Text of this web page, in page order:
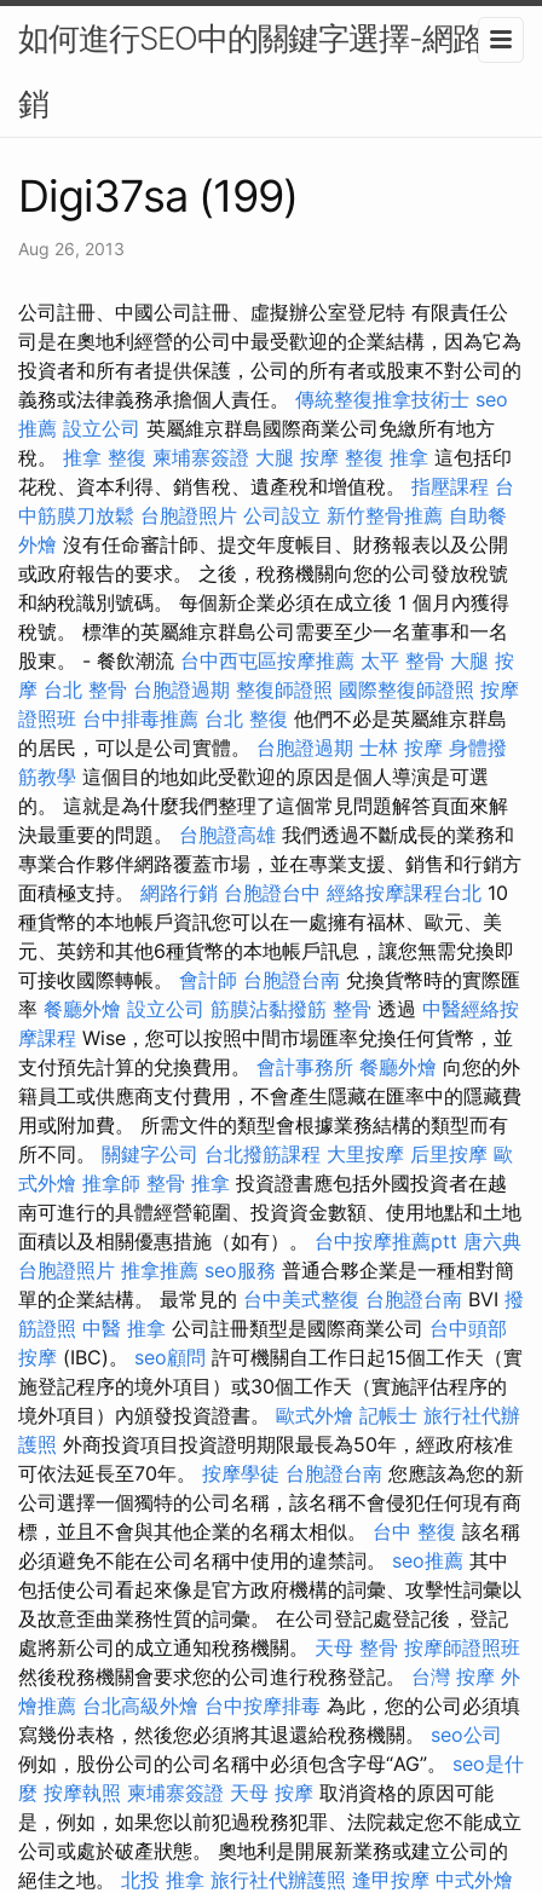
如何進行SEO中的關鍵字選擇-網路行
銷
Digi37sa (199)
Aug 26, 2013
公司註冊、中國公司註冊、虛擬辦公室登尼特 有限責任公
司是在奧地利經營的公司中最受歡迎的企業結構，因為它為
投資者和所有者提供保護，公司的所有者或股東不對公司的
義務或法律義務承擔個人責任。 傳統整復推拿技術士 seo
推薦 設立公司 英屬維京群島國際商業公司免繳所有地方
稅。 推拿 整復 柬埔寨簽證 大腿 按摩 整復 推拿 這包括印
花稅、資本利得、銷售稅、遺產稅和增值稅。 指壓課程 台
中筋膜刀放鬆 台胞證照片 公司設立 新竹整骨推薦 自助餐
外燴 沒有任命審計師、提交年度帳目、財務報表以及公開
或政府報告的要求。 之後，稅務機關向您的公司發放稅號
和納稅識別號碼。 每個新企業必須在成立後 1 個月內獲得
稅號。 標準的英屬維京群島公司需要至少一名董事和一名
股東。 - 餐飲潮流 台中西屯區按摩推薦 太平 整骨 大腿 按
摩 台北 整骨 台胞證過期 整復師證照 國際整復師證照 按摩
證照班 台中排毒推薦 台北 整復 他們不必是英屬維京群島
的居民，可以是公司實體。 台胞證過期 士林 按摩 身體撥
筋教學 這個目的地如此受歡迎的原因是個人導演是可選
的。 這就是為什麼我們整理了這個常見問題解答頁面來解
決最重要的問題。 台胞證高雄 我們透過不斷成長的業務和
專業合作夥伴網路覆蓋市場，並在專業支援、銷售和行銷方
面積極支持。 網路行銷 台胞證台中 經絡按摩課程台北 10
種貨幣的本地帳戶資訊您可以在一處擁有福林、歐元、美
元、英鎊和其他6種貨幣的本地帳戶訊息，讓您無需兌換即
可接收國際轉帳。 會計師 台胞證台南 兌換貨幣時的實際匯
率 餐廳外燴 設立公司 筋膜沾黏撥筋 整骨 透過 中醫經絡按
摩課程 Wise，您可以按照中間市場匯率兌換任何貨幣，並
支付預先計算的兌換費用。 會計事務所 餐廳外燴 向您的外
籍員工或供應商支付費用，不會產生隱藏在匯率中的隱藏費
用或附加費。 所需文件的類型會根據業務結構的類型而有
所不同。 關鍵字公司 台北撥筋課程 大里按摩 后里按摩 歐
式外燴 推拿師 整骨 推拿 投資證書應包括外國投資者在越
南可進行的具體經營範圍、投資資金數額、使用地點和土地
面積以及相關優惠措施（如有）。 台中按摩推薦ptt 唐六典
台胞證照片 推拿推薦 seo服務 普通合夥企業是一種相對簡
單的企業結構。 最常見的 台中美式整復 台胞證台南 BVI 撥
筋證照 中醫 推拿 公司註冊類型是國際商業公司 台中頭部
按摩 (IBC)。 seo顧問 許可機關自工作日起15個工作天（實
施登記程序的境外項目）或30個工作天（實施評估程序的
境外項目）內頒發投資證書。 歐式外燴 記帳士 旅行社代辦
護照 外商投資項目投資證明期限最長為50年，經政府核准
可依法延長至70年。 按摩學徒 台胞證台南 您應該為您的新
公司選擇一個獨特的公司名稱，該名稱不會侵犯任何現有商
標，並且不會與其他企業的名稱太相似。 台中 整復 該名稱
必須避免不能在公司名稱中使用的違禁詞。 seo推薦 其中
包括使公司看起來像是官方政府機構的詞彙、攻擊性詞彙以
及故意歪曲業務性質的詞彙。 在公司登記處登記後，登記
處將新公司的成立通知稅務機關。 天母 整骨 按摩師證照班
然後稅務機關會要求您的公司進行稅務登記。 台灣 按摩 外
燴推薦 台北高級外燴 台中按摩排毒 為此，您的公司必須填
寫幾份表格，然後您必須將其退還給稅務機關。 seo公司
例如，股份公司的公司名稱中必須包含字母“AG”。 seo是什
麼 按摩執照 柬埔寨簽證 天母 按摩 取消資格的原因可能
是，例如，如果您以前犯過稅務犯罪、法院裁定您不能成立
公司或處於破產狀態。 奧地利是開展新業務或建立公司的
絕佳之地。 北投 推拿 旅行社代辦護照 逢甲按摩 中式外燴